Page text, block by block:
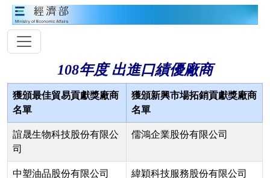
108年度 出進口績優廠商
獲頒最佳貿易貢獻獎廠商
名單
獲頒新興市場拓銷貢獻獎廠商
名單
誼晟生物科技股份有限公
司
儒鴻企業股份有限公司
中塑油品股份有限公司 緯穎科技服務股份有限公司